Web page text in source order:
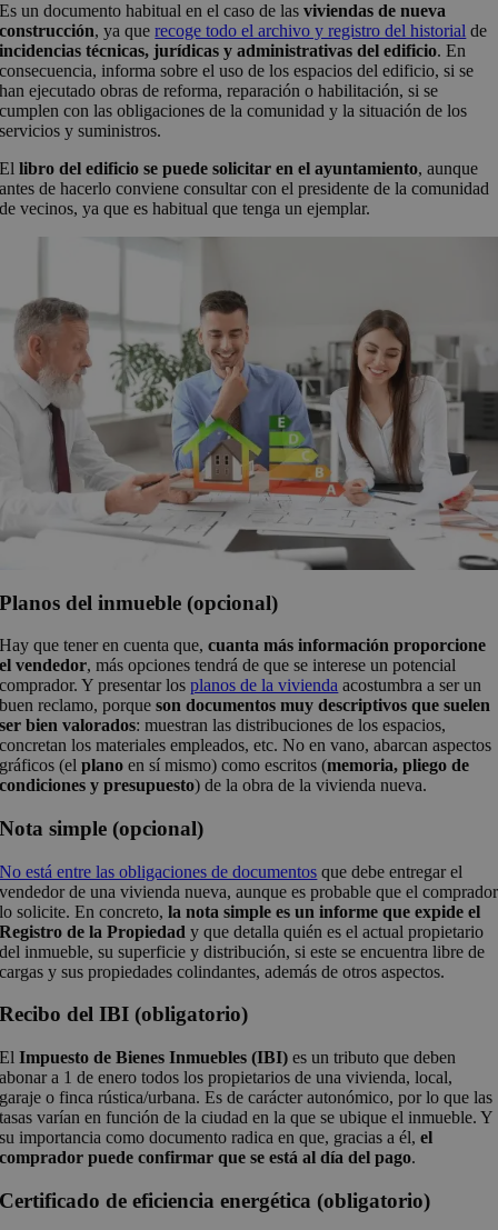
Es un documento habitual en el caso de lasviviendas de nueva
construcción, ya querecoge todo el archivo y registro del historial de
incidencias técnicas, jurídicas y administrativas del edificio. En
consecuencia, informa sobre el uso de los espacios del edificio, si se
han ejecutado obras de reforma, reparación o habilitación, si se
cumplen con las obligaciones de la comunidad y la situación de los
servicios y suministros.
Ellibro del edificio se puede solicitar en el ayuntamiento, aunque
antes de hacerlo conviene consultar con el presidente de la comunidad
de vecinos, ya que es habitual que tenga un ejemplar.
Planos del inmueble (opcional)
Hay que tener en cuenta que,cuanta más información proporcione
el vendedor, más opciones tendrá de que se interese un potencial
comprador. Y presentar losplanos de la vivienda acostumbra a ser un
buen reclamo, porqueson documentos muy descriptivos que suelen
ser bien valorados: muestran las distribuciones de los espacios,
concretan los materiales empleados, etc. No en vano, abarcan aspectos
gráficos (elplano en sí mismo) como escritos (memoria, pliego de
condiciones y presupuesto) de la obra de la vivienda nueva.
Nota simple (opcional)
No está entre las obligaciones de documentos que debe entregar el
vendedor de una vivienda nueva, aunque es probable que el comprador
lo solicite. En concreto,la nota simple es un informe que expide el
Registro de la Propiedad y que detalla quién es el actual propietario
del inmueble, su superficie y distribución, si este se encuentra libre de
cargas y sus propiedades colindantes, además de otros aspectos.
Recibo del IBI (obligatorio)
ElImpuesto de Bienes Inmuebles (IBI) es un tributo que deben
abonar a 1 de enero todos los propietarios de una vivienda, local,
garaje o finca rústica/urbana. Es de carácter autonómico, por lo que las
tasas varían en función de la ciudad en la que se ubique el inmueble. Y
su importancia como documento radica en que, gracias a él,el
comprador puede confirmar que se está al día del pago.
Certificado de eficiencia energética (obligatorio)